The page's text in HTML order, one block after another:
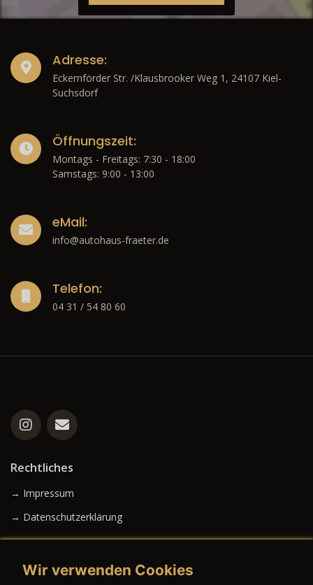
Adresse:
Eckernförder Str. /Klausbrooker Weg 1, 24107 Kiel-
Suchsdorf
Öffnungszeit:
Montags - Freitags: 7:30 - 18:00
Samstags: 9:00 - 13:00
eMail:
info@autohaus-fraeter.de
Telefon:
04 31 / 54 80 60
Rechtliches
→ Impressum
→ Datenschutzerklärung
Wir verwenden Cookies